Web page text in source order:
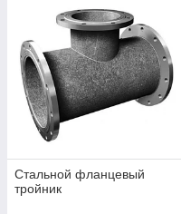
Стальной фланцевый
тройник